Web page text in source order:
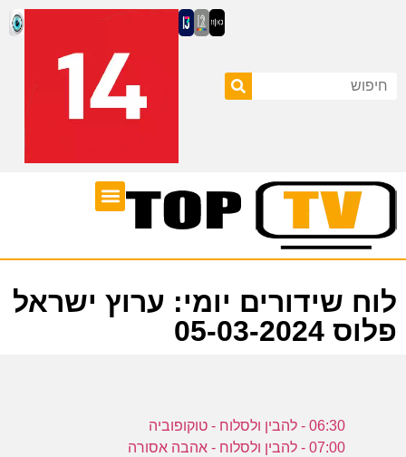
לוח שידורים יומי: ערוץ ישראל
פלוס 05-03-2024
06:30 - להבין ולסלוח - טוקופוביה
07:00 - להבין ולסלוח - אהבה אסורה